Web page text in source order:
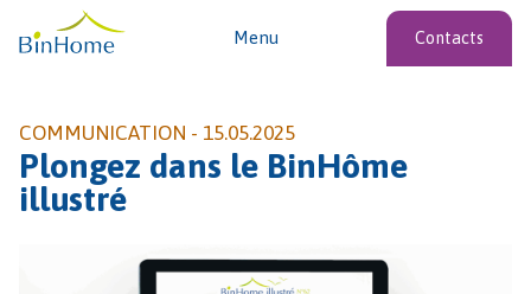
Menu Contacts
COMMUNICATION - 15.05.2025
Plongez dans le BinHôme
illustré